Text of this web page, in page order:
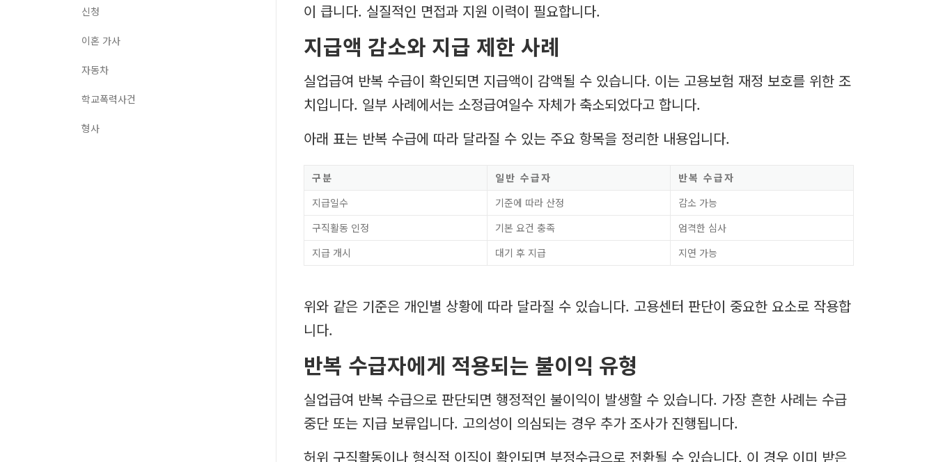
이 큽니다. 실질적인 면접과 지원 이력이 필요합니다.
지급액 감소와 지급 제한 사례
실업급여 반복 수급이 확인되면 지급액이 감액될 수 있습니다. 이는 고용보험 재정 보호를 위한 조
치입니다. 일부 사례에서는 소정급여일수 자체가 축소되었다고 합니다.
아래 표는 반복 수급에 따라 달라질 수 있는 주요 항목을 정리한 내용입니다.
구분 일반 수급자
반복 수급자
지급일수
기준에 따라 산정
감소 가능
구직활동 인정
기본 요건 충족
엄격한 심사
지급 개시
대기 후 지급 지연 가능
위와 같은 기준은 개인별 상황에 따라 달라질 수 있습니다. 고용센터 판단이 중요한 요소로 작용합
니다.
반복 수급자에게 적용되는 불이익 유형
실업급여 반복 수급으로 판단되면 행정적인 불이익이 발생할 수 있습니다. 가장 흔한 사례는 수급
중단 또는 지급 보류입니다. 고의성이 의심되는 경우 추가 조사가 진행됩니다.
허위 구직활동이나 형식적 이직이 확인되면 부정수급으로 전환될 수 있습니다. 이 경우 이미 받은
신청
이혼 가사
자동차
학교폭력사건
형사